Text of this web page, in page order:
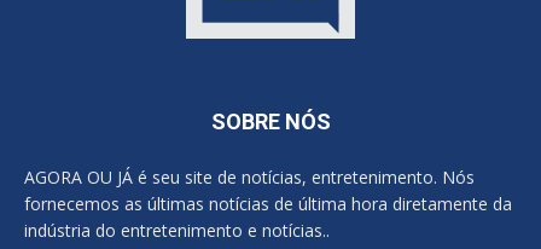
SOBRE NÓS
AGORA OU JÁ é seu site de notícias, entretenimento. Nós
fornecemos as últimas notícias de última hora diretamente da
indústria do entretenimento e notícias..